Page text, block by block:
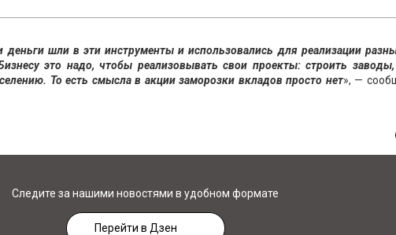
деньги шли в эти инструменты и использовались для реализации
это надо, чтобы реализовывать свои проекты: строить
То есть смысла в акции заморозки вкладов просто нет», —
Следите за нашими новостями в удобном формате
Перейти в Дзен